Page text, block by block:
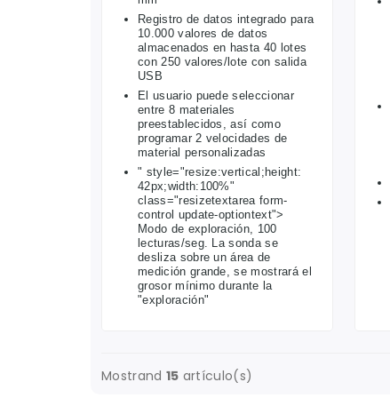
Registro de datos integrado para
10.000 valores de datos
almacenados en hasta 40 lotes
con 250 valores/lote con salida
USB
El usuario puede seleccionar
entre 8 materiales
preestablecidos, así como
programar 2 velocidades de
material personalizadas
" style="resize:vertical;height:
42px;width:100%"
class="resizetextarea form-
control update-optiontext">
Modo de exploración, 100
lecturas/seg. La sonda se
desliza sobre un área de
medición grande, se mostrará el
grosor mínimo durante la
"exploración"
Mostrand 15 artículo(s)